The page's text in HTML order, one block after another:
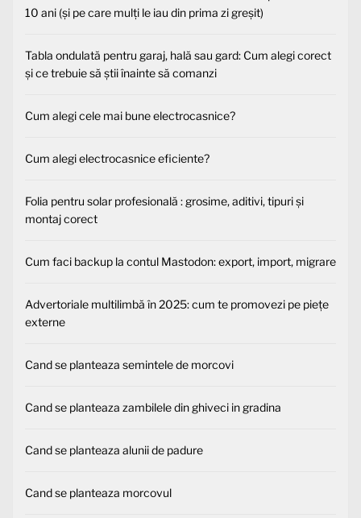
10 ani (și pe care mulți le iau din prima zi greșit)
Tabla ondulată pentru garaj, hală sau gard: Cum alegi corect
și ce trebuie să știi înainte să comanzi
Cum alegi cele mai bune electrocasnice?
Cum alegi electrocasnice eficiente?
Folia pentru solar profesională : grosime, aditivi, tipuri și
montaj corect
Cum faci backup la contul Mastodon: export, import, migrare
Advertoriale multilimbă în 2025: cum te promovezi pe piețe
externe
Cand se planteaza semintele de morcovi
Cand se planteaza zambilele din ghiveci in gradina
Cand se planteaza alunii de padure
Cand se planteaza morcovul